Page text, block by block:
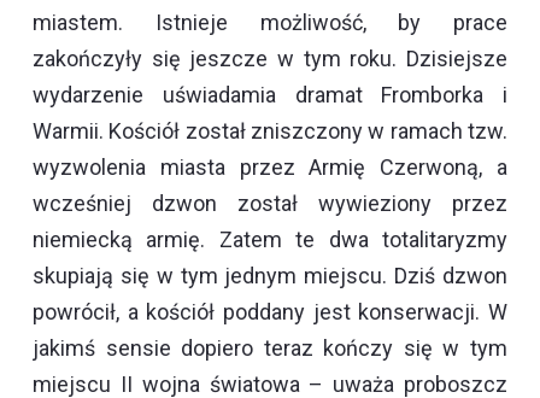
miastem. Istnieje możliwość, by prace
zakończyły się jeszcze w tym roku. Dzisiejsze
wydarzenie uświadamia dramat Fromborka i
Warmii. Kościół został zniszczony w ramach tzw.
wyzwolenia miasta przez Armię Czerwoną, a
wcześniej dzwon został wywieziony przez
niemiecką armię. Zatem te dwa totalitaryzmy
skupiają się w tym jednym miejscu. Dziś dzwon
powrócił, a kościół poddany jest konserwacji. W
jakimś sensie dopiero teraz kończy się w tym
miejscu II wojna światowa – uważa proboszcz